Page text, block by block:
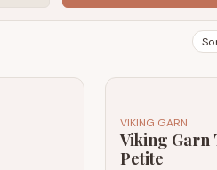
VIKING GARN
Viking
Petite